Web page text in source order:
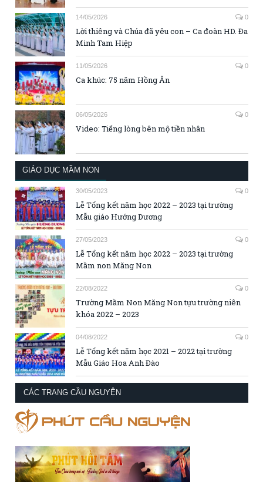
14/05/2026 0
Lời thiêng và Chúa đã yêu con – Ca đoàn HD. Đa
Minh Tam Hiệp
11/05/2026 0
Ca khúc: 75 năm Hồng Ân
06/05/2026 0
Video: Tiếng lòng bên mộ tiền nhân
GIÁO DỤC MẦM NON
30/05/2023 0
Lễ Tổng kết năm học 2022 – 2023 tại trường
Mẫu giáo Hướng Dương
27/05/2023 0
Lễ Tổng kết năm học 2022 – 2023 tại trường
Mầm non Măng Non
22/08/2022 0
Trường Mầm Non Măng Non tựu trường niên
khóa 2022 – 2023
04/08/2022 0
Lễ Tổng kết năm học 2021 – 2022 tại trường
Mẫu Giáo Hoa Anh Đào
CÁC TRANG CẦU NGUYỆN